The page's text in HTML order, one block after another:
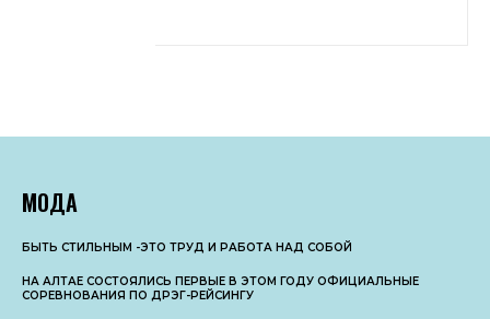
МОДА
БЫТЬ СТИЛЬНЫМ -ЭТО ТРУД И РАБОТА НАД СОБОЙ
НА АЛТАЕ СОСТОЯЛИСЬ ПЕРВЫЕ В ЭТОМ ГОДУ ОФИЦИАЛЬНЫЕ
СОРЕВНОВАНИЯ ПО ДРЭГ-РЕЙСИНГУ